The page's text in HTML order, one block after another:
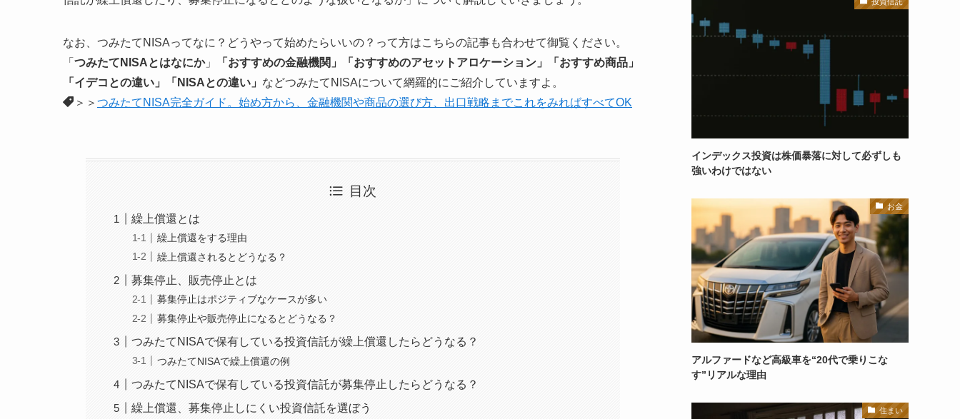
なお、つみたてNISAってなに？どうやって始めたらいいの？って方はこちらの記事も合わせて御覧ください。
「 つみたてNISAとはなにか」
「おすすめの金融機関」「おすすめのアセットアロケーション」「おすすめ商品」
「イデコとの違い」「NISAとの違い」 などつみたてNISAについて網羅的にご紹介していますよ。
＞＞ つみたてNISA完全ガイド。始め方から、金融機関や商品の選び方、出口戦略までこれをみればすべてOK
目次
繰上償還とは
繰上償還をする理由
繰上償還されるとどうなる？
募集停止、販売停止とは
募集停止はポジティブなケースが多い
募集停止や販売停止になるとどうなる？
つみたてNISAで保有している投資信託が繰上償還したらどうなる？
つみたてNISAで繰上償還の例
つみたてNISAで保有している投資信託が募集停止したらどうなる？
繰上償還、募集停止しにくい投資信託を選ぼう
インデックス投資は株価暴落に対して必ずしも
強いわけではない
お金
アルファードなど高級車を“20代で乗りこな
す”リアルな理由
住まい